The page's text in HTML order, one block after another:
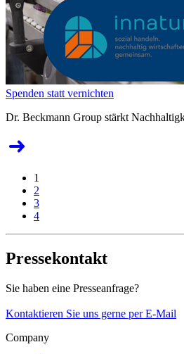
Spenden statt vernichten
Dr. Beckmann Group stärkt
1
2
3
4
Pressekontakt
Sie haben eine Presseanfrage?
Kontaktieren Sie uns gerne per E-Mail
Company